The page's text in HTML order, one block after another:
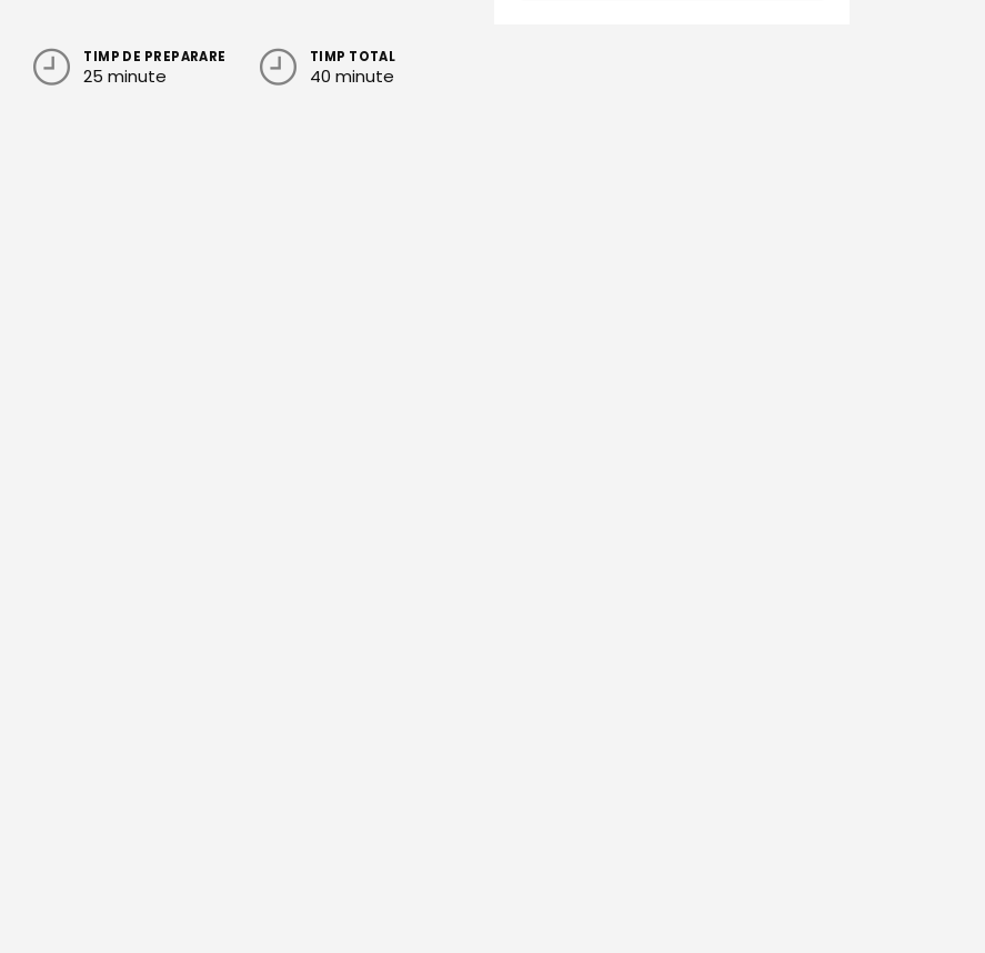
TIMP DE PREPARARE
25 minute
TIMP TOTAL
40 minute